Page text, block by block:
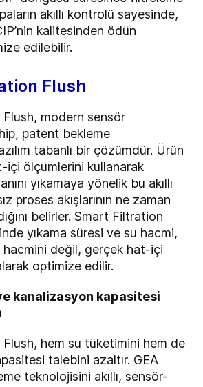
akıllı kontrolü sayesinde,
kalitesinden ödün
edilebilir.
Flush
modern sensör
patent bekleme
tabanlı bir çözümdür. Ürün
içi ölçümlerini kullanarak
yıkamaya yönelik bu akıllı
proses akışlarının ne zaman
belirler. Smart Filtration
yıkama süresi ve su hacmi,
hacmini değil, gerçek hat-içi
optimize edilir.
kanalizasyon kapasitesi
hem su tüketimini hem de
talebini azaltır. GEA
teknolojisini akıllı, sensör-